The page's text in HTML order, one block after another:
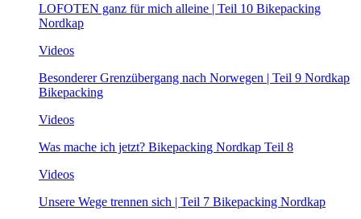
LOFOTEN ganz für mich alleine | Teil 10 Bikepacking
Nordkap
Videos
Besonderer Grenzübergang nach Norwegen | Teil 9 Nordkap
Bikepacking
Videos
Was mache ich jetzt? Bikepacking Nordkap Teil 8
Videos
Unsere Wege trennen sich | Teil 7 Bikepacking Nordkap